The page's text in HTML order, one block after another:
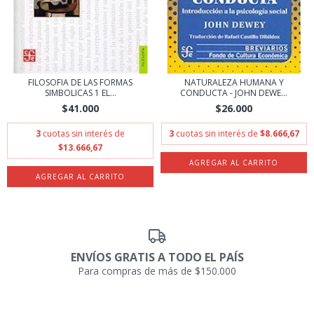
FILOSOFIA DE LAS FORMAS
SIMBOLICAS 1 EL...
$41.000
3 cuotas sin interés de
$13.666,67
NATURALEZA HUMANA Y
CONDUCTA - JOHN DEWE...
$26.000
3 cuotas sin interés de $8.666,67
ENVÍOS GRATIS A TODO EL PAÍS
Para compras de más de $150.000